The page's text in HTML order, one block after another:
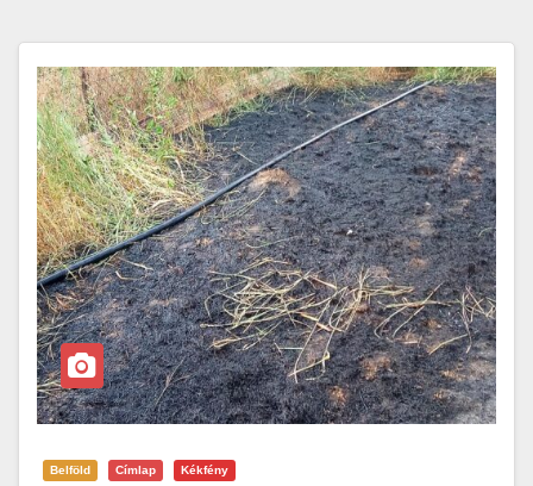
Belföld Címlap Kékfény